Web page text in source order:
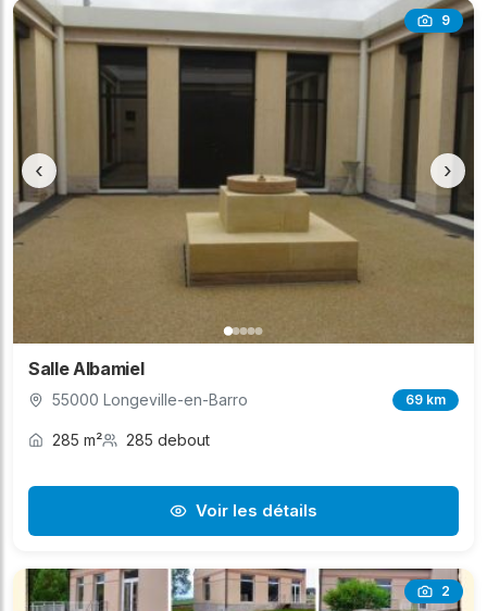
9
‹ ›
Salle Albamiel
55000 Longeville-en-Barro 69 km
285 m² 285 debout
Voir les détails
2